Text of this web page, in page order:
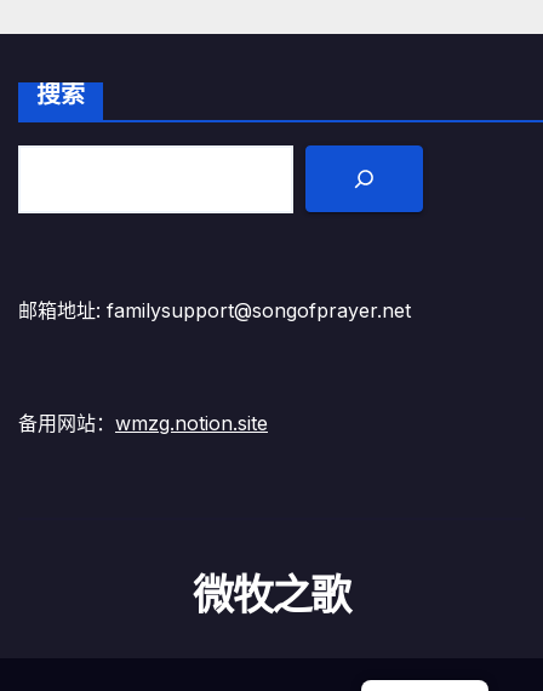
搜索
邮箱地址: familysupport@songofprayer.net
备用网站： wmzg.notion.site
微牧之歌